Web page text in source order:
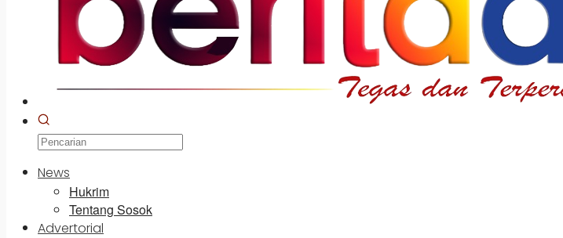
News
Hukrim
Tentang Sosok
Advertorial